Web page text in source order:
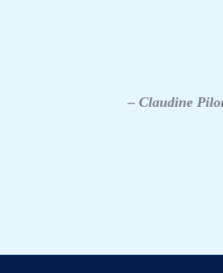
– Claudine